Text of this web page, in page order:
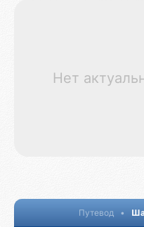
Нет
Путевод •